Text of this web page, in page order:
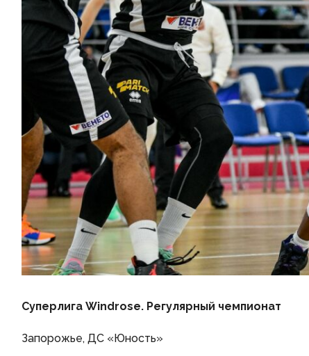
Суперлига Windrose. Регулярный чемпионат
Запорожье, ДС «Юность»